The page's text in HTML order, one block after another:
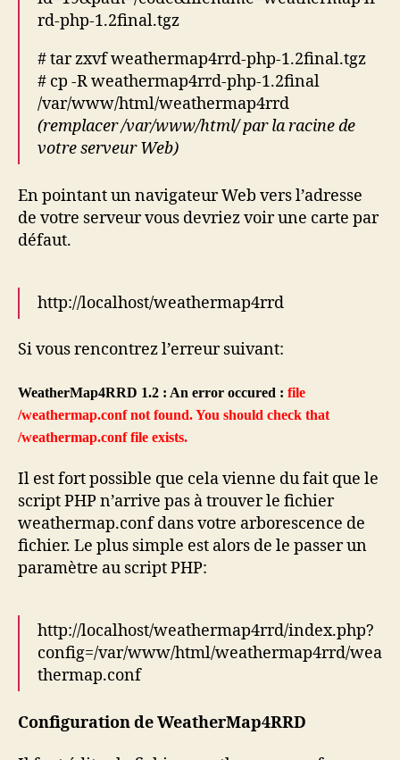
rd-php-1.2final.tgz
# tar zxvf weathermap4rrd-php-1.2final.tgz
# cp -R weathermap4rrd-php-1.2final
/var/www/html/weathermap4rrd
(remplacer /var/www/html/ par la racine de
votre serveur Web)
En pointant un navigateur Web vers l’adresse
de votre serveur vous devriez voir une carte par
défaut.
http://localhost/weathermap4rrd
Si vous rencontrez l’erreur suivant:
WeatherMap4RRD 1.2 : An error occured : file
/weathermap.conf not found. You should check that
/weathermap.conf file exists.
Il est fort possible que cela vienne du fait que le
script PHP n’arrive pas à trouver le fichier
weathermap.conf dans votre arborescence de
fichier. Le plus simple est alors de le passer un
paramètre au script PHP:
http://localhost/weathermap4rrd/index.php?
config=/var/www/html/weathermap4rrd/wea
thermap.conf
Configuration de WeatherMap4RRD